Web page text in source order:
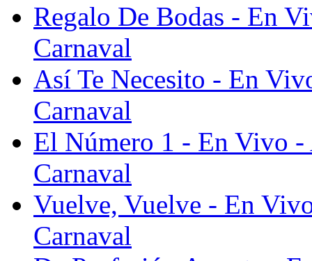
Regalo De Bodas - En
Carnaval
Así Te Necesito - En
Carnaval
El Número 1 - En Vivo
Carnaval
Vuelve, Vuelve - En
Carnaval